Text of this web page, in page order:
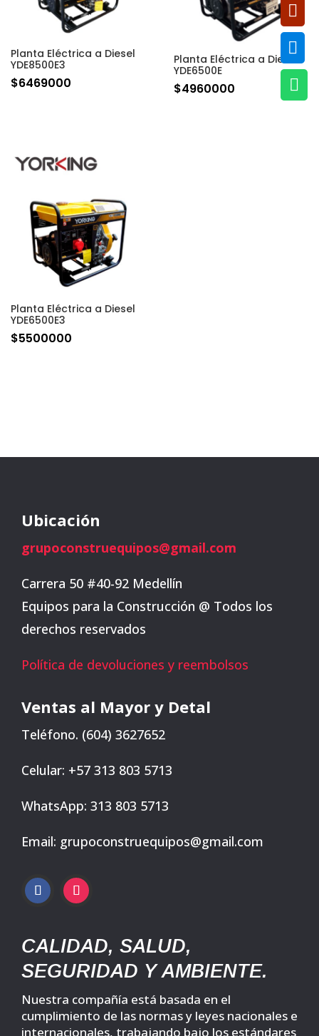



Planta Eléctrica a Diesel
YDE8500E3
$6469000
Planta Eléctrica a Diesel
YDE6500E
$4960000
Planta Eléctrica a Diesel
YDE6500E3
$5500000
Ubicación
grupoconstruequipos@gmail.com
Carrera 50 #40-92 Medellín
Equipos para la Construcción @ Todos los
derechos reservados
Política de devoluciones y reembolsos
Ventas al Mayor y Detal
Teléfono. (604) 3627652
Celular: +57 313 803 5713
WhatsApp: 313 803 5713
Email: grupoconstruequipos@gmail.com
CALIDAD, SALUD,
SEGURIDAD Y AMBIENTE.
Nuestra compañía está basada en el
cumplimiento de las normas y leyes nacionales e
internacionales, trabajando bajo los estándares